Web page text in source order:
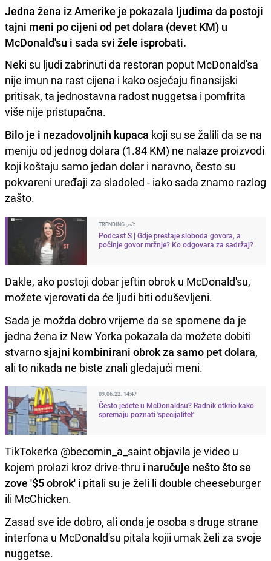
Jedna žena iz Amerike je pokazala ljudima da postoji
tajni meni po cijeni od pet dolara (devet KM) u
McDonald'su i sada svi žele isprobati.
Neki su ljudi zabrinuti da restoran poput McDonald'sa
nije imun na rast cijena i kako osjećaju finansijski
pritisak, ta jednostavna radost nuggetsa i pomfrita
više nije pristupačna.
Bilo je i nezadovoljnih kupaca koji su se žalili da se na
meniju od jednog dolara (1.84 KM) ne nalaze proizvodi
koji koštaju samo jedan dolar i naravno, često su
pokvareni uređaji za sladoled - iako sada znamo razlog
zašto.
TRENDING
Podcast S | Gdje prestaje sloboda govora, a
počinje govor mržnje? Ko odgovara za sadržaj?
Dakle, ako postoji dobar jeftin obrok u McDonald'su,
možete vjerovati da će ljudi biti oduševljeni.
Sada je možda dobro vrijeme da se spomene da je
jedna žena iz New Yorka pokazala da možete dobiti
stvarnosjajni kombinirani obrok za samo pet dolara,
ali to nikada ne biste znali gledajući meni.
09.06.22. 14:47
Često jedete u McDonaldsu? Radnik otkrio kako
spremaju poznati 'specijalitet'
TikTokerka @becomin_a_saint objavila je video u
kojem prolazi kroz drive-thru i naručuje nešto što se
zove '$5 obrok' i pitali su je želi li double cheeseburger
ili McChicken.
Zasad sve ide dobro, ali onda je osoba s druge strane
interfona u McDonald'su pitala kojii umak želi za svoje
nuggetse.